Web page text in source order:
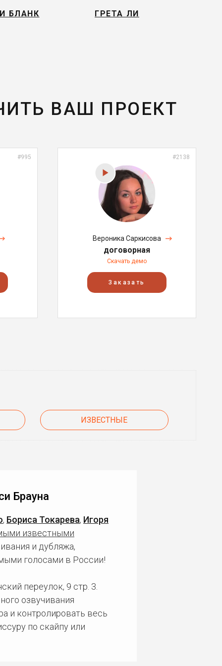
БЛАНК ГРЕТА ЛИ
ВАШ ПРОЕКТ
#995 #2138
Вероника Саркисова
договорная
Скачать демо
Заказать
ИЗВЕСТНЫЕ
Брауна
, Бориса Токарева, Игоря
известными
и дубляжа,
голосами в России!
переулок, 9 стр. 3.
озвучивания
и контролировать весь
по скайпу или